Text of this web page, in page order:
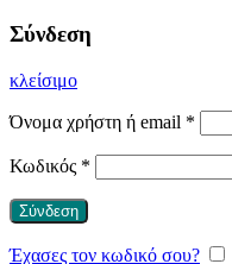
Σύνδεση
κλείσιμο
Όνομα χρήστη ή email *
Κωδικός *
Σύνδεση
Έχασες τον κωδικό σου?